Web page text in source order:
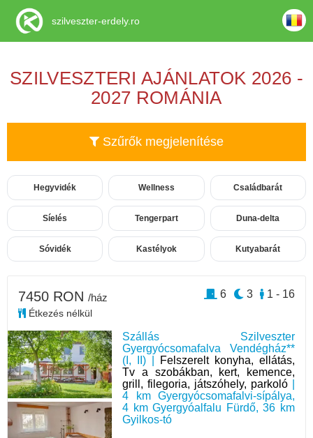
SZILVESZTERI AJÁNLATOK 2026 -
2027 ROMÁNIA
Szűrők megjelenítése
Hegyvidék Wellness Családbarát
Síelés Tengerpart Duna-delta
Sóvidék Kastélyok Kutyabarát
Szállás Szilveszter
Gyergyócsomafalva Vendégház**
(I, II) |
Felszerelt konyha, ellátás,
Tv a szobákban, kert, kemence,
grill, filegoria, játszóhely, parkoló
4 km Gyergyócsomafalvi-sípálya,
4 km Gyergyóalfalu Fürdő, 36 km
Gyilkos-tó
7450 RON /ház
Étkezés nélkül
1 - 16
3
6
szilveszter-erdely.ro